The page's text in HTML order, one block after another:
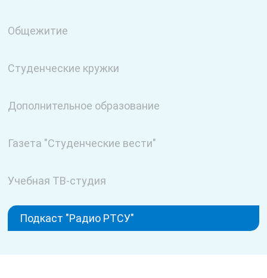
Общежитие
Студенческие кружки
Дополнительное образование
Газета "Студенческие вести"
Учебная ТВ-студия
Подкаст "Радио РТСУ"